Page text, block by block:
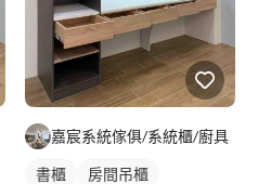
嘉宸系統傢俱/系統櫃/廚具
書櫃 房間吊櫃